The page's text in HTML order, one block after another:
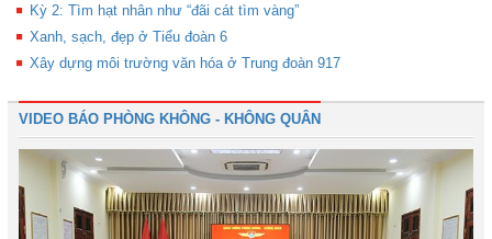
Kỳ 2: Tìm hạt nhân như “đãi cát tìm vàng”
Xanh, sạch, đẹp ở Tiểu đoàn 6
Xây dựng môi trường văn hóa ở Trung đoàn 917
VIDEO BÁO PHÒNG KHÔNG - KHÔNG QUÂN